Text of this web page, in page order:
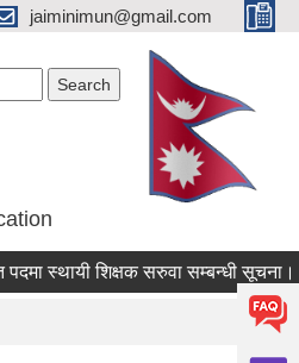
jaiminimun@gmail.com
स्थायी शिक्षक सरुवा सम्बन्धी सूचना।